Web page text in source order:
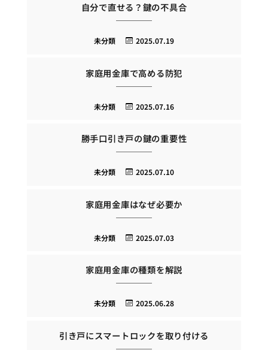
自分で直せる？鍵の不具合
2025.07.19
未分類
家庭用金庫で高める防犯
2025.07.16
未分類
勝手口引き戸の鍵の重要性
2025.07.10
未分類
家庭用金庫はなぜ必要か
2025.07.03
未分類
家庭用金庫の種類を解説
2025.06.28
未分類
引き戸にスマートロックを取り付ける